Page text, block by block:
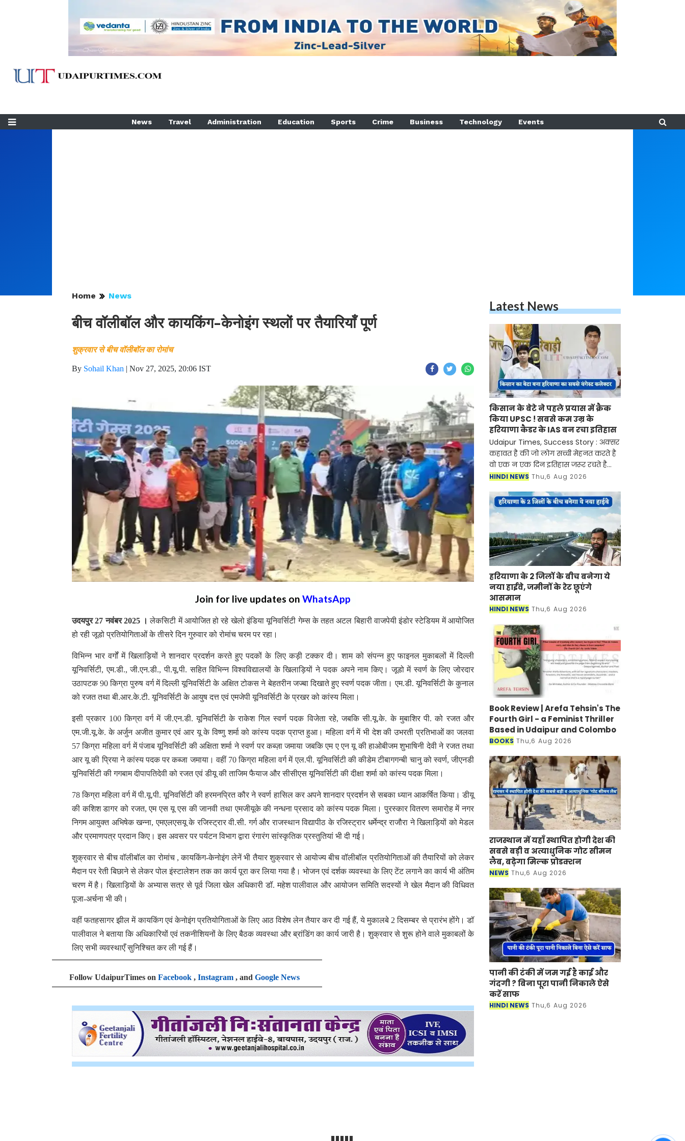
News Travel Administration Education Sports Crime Business Technology Events
Home News
बीच वॉलीबॉल और कायकिंग-केनोइंग स्थलों पर तैयारियाँ पूर्ण
शुक्रवार से बीच वॉलीबॉल का रोमांच
By Sohail Khan | Nov 27, 2025, 20:06 IST
Join for live updates on WhatsApp
उदयपुर 27 नवंबर 2025 ।लेकसिटी में आयोजित हो रहे खेलो इंडिया यूनिवर्सिटी गेम्स के तहत अटल बिहारी वाजपेयी इंडोर स्टेडियम में आयोजित
हो रही जूडो प्रतियोगिताओं के तीसरे दिन गुरुवार को रोमांच चरम पर रहा।
विभिन्न भार वर्गों में खिलाड़ियों ने शानदार प्रदर्शन करते हुए पदकों के लिए कड़ी टक्कर दी। शाम को संपन्न हुए फाइनल मुकाबलों में दिल्ली
यूनिवर्सिटी, एम.डी., जी.एन.डी., पी.यू.पी. सहित विभिन्न विश्वविद्यालयों के खिलाड़ियों ने पदक अपने नाम किए। जूडो में स्वर्ण के लिए जोरदार
उठापटक 90 किग्रा पुरुष वर्ग में दिल्ली यूनिवर्सिटी के अक्षित टोकस ने बेहतरीन जज्बा दिखाते हुए स्वर्ण पदक जीता। एम.डी. यूनिवर्सिटी के कुनाल
को रजत तथा बी.आर.के.टी. यूनिवर्सिटी के आयुष दत्त एवं एमजेपी यूनिवर्सिटी के प्रखर को कांस्य मिला।
इसी प्रकार 100 किग्रा वर्ग में जी.एन.डी. यूनिवर्सिटी के राकेश गिल स्वर्ण पदक विजेता रहे, जबकि सी.यू.के. के मुबाशिर पी. को रजत और
एम.जी.यू.के. के अर्जुन अजीत कुमार एवं आर यू के विष्णु शर्मा को कांस्य पदक प्राप्त हुआ। महिला वर्ग में भी देश की उभरती प्रतिभाओं का जलवा
57 किग्रा महिला वर्ग में पंजाब यूनिवर्सिटी की अक्षिता शर्मा ने स्वर्ण पर कब्ज़ा जमाया जबकि एम ए एन यू की हाओबीजम शुभाषिनी देवी ने रजत तथा
आर यू की प्रिया ने कांस्य पदक पर कब्जा जमाया। वहीं 70 किग्रा महिला वर्ग में एल.पी. यूनिवर्सिटी की कीडेम टीबागगन्बी चानु को स्वर्ण, जीएनडी
यूनिवर्सिटी की गगबाम दीपापतिदेवी को रजत एवं डीयू की ताजिम फैयाज और सीसीएस यूनिवर्सिटी की दीक्षा शर्मा को कांस्य पदक मिला।
78 किग्रा महिला वर्ग में पी.यू.पी. यूनिवर्सिटी की हरमनप्रित कौर ने स्वर्ण हासिल कर अपने शानदार प्रदर्शन से सबका ध्यान आकर्षित किया। डीयू
की कशिश डागर को रजत, एम एस यू एस की जानवी तथा एमजीयूके की नन्धना प्रसाद को कांस्य पदक मिला। पुरस्कार वितरण समारोह में नगर
निगम आयुक्त अभिषेक खन्ना, एमएलएसयू के रजिस्ट्रार वी.सी. गर्ग और राजस्थान विद्यापीठ के रजिस्ट्रार धर्मेन्द्र राजौरा ने खिलाड़ियों को मेडल
और प्रमाणपत्र प्रदान किए। इस अवसर पर पर्यटन विभाग द्वारा रंगारंग सांस्कृतिक प्रस्तुतियां भी दी गई।
शुक्रवार से बीच वॉलीबॉल का रोमांच , कायकिंग-केनोइंग लेनें भी तैयार शुक्रवार से आयोज्य बीच वॉलीबॉल प्रतियोगिताओं की तैयारियों को लेकर
मैदान पर रेती बिछाने से लेकर पोल इंस्टालेशन तक का कार्य पूरा कर लिया गया है। भोजन एवं दर्शक व्यवस्था के लिए टेंट लगाने का कार्य भी अंतिम
चरण में है। खिलाड़ियों के अभ्यास सत्र से पूर्व जिला खेल अधिकारी डॉ. महेश पालीवाल और आयोजन समिति सदस्यों ने खेल मैदान की विधिवत
पूजा-अर्चना भी की।
वहीं फतहसागर झील में कायकिंग एवं केनोइंग प्रतियोगिताओं के लिए आठ विशेष लेन तैयार कर दी गई हैं, ये मुकालबे 2 दिसम्बर से प्रारंभ होंगे। डॉ
पालीवाल ने बताया कि अधिकारियों एवं तकनीशियनों के लिए बैठक व्यवस्था और ब्रांडिंग का कार्य जारी है। शुक्रवार से शुरू होने वाले मुकाबलों के
लिए सभी व्यवस्थाएँ सुनिश्चित कर ली गई हैं।
Follow UdaipurTimes on Facebook , Instagram , and Google News
Latest News
किसान के बेटे ने पहले प्रयास में क्रैक
किया UPSC ! सबसे कम उम्र के
हरियाणा कैडर के IAS बन रचा इतिहास
Udaipur Times, Success Story : अक्सर
कहावत है की जो लोग सच्ची मेहनत करते है
वो एक न एक दिन इतिहास जरूर रचते है
आज हम आपको ऐसी ही कहानी बताने जा रहे
कम उम्र में कले
HINDI NEWS Thu,6 Aug 2026
हरियाणा के 2 जिलों के बीच बनेगा ये
नया हाईवे, जमीनों के रेट छूएंगे
आसमान
HINDI NEWS Thu,6 Aug 2026
Book Review | Arefa Tehsin's The
Fourth Girl - a Feminist Thriller
Based in Udaipur and Colombo
BOOKS Thu,6 Aug 2026
राजस्थान में यहाँ स्थापित होगी देश की
सबसे बड़ी व अत्याधुनिक गोट सीमन
लैब, बढ़ेगा मिल्क प्रोडक्शन
NEWS Thu,6 Aug 2026
पानी की टंकी में जम गई है काई और
गंदगी ? बिना पूरा पानी निकाले ऐसे
करें साफ
HINDI NEWS Thu,6 Aug 2026